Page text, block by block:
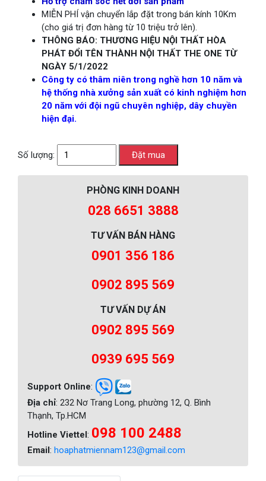
MIỄN PHÍ vận chuyển lắp đặt trong bán kính 10Km
(cho giá trị đơn hàng từ 10 triệu trở lên).
THÔNG BÁO: THƯƠNG HIỆU NỘI THẤT HÒA
PHÁT ĐỔI TÊN THÀNH NỘI THẤT THE ONE TỪ
NGÀY 5/1/2022
Công ty có thâm niên trong nghề hơn 10 năm và
hệ thống nhà xưởng sản xuất có kinh nghiệm hơn
20 năm với đội ngũ chuyên nghiệp, dây chuyền
hiện đại.
Số lượng:
PHÒNG KINH DOANH
028 6651 3888
TƯ VẤN BÁN HÀNG
0901 356 186
0902 895 569
TƯ VẤN DỰ ÁN
0902 895 569
0939 695 569
Support Online:
Địa chỉ: 232 Nơ Trang Long, phường 12, Q. Bình
Thạnh, Tp.HCM
Hotline Viettel: 098 100 2488
Email: hoaphatmiennam123@gmail.com